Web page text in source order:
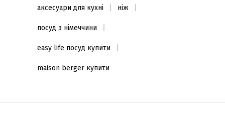
аксесуари для кухні ніж
посуд з німеччини
easy life посуд купити
maison berger купити